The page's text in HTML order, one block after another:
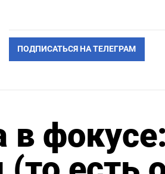
ПОДПИСАТЬСЯ НА ТЕЛЕГРАМ
в